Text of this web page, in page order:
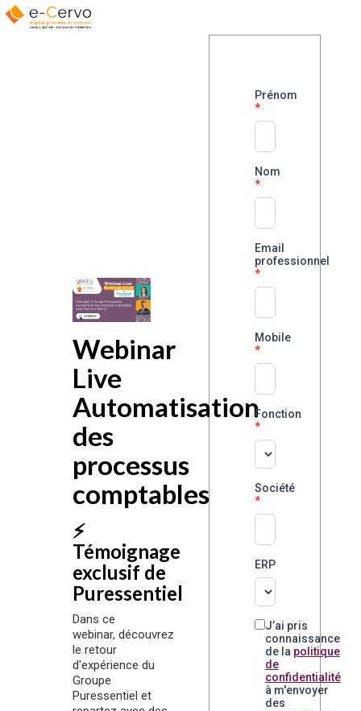
Webinar
Live
Automatisation
des
processus
comptables
⚡️
Témoignage
exclusif de
Puressentiel
Dans ce
webinar, découvrez
le retour
d'expérience du
Groupe
Puressentiel et
Prénom
Nom
Email
professionnel
Mobile
Fonction
Société
ERP
J’ai pris
connaissance
de la politique
de
confidentialité
à m'envoyer
des